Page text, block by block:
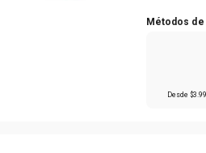
Métodos
Desde $3.99